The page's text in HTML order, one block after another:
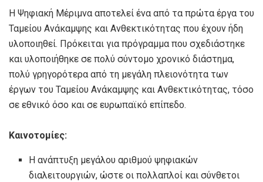
Η Ψηφιακή Μέριμνα αποτελεί ένα από τα πρώτα έργα του
Ταμείου Ανάκαμψης και Ανθεκτικότητας που έχουν ήδη
υλοποιηθεί. Πρόκειται για πρόγραμμα που σχεδιάστηκε
και υλοποιήθηκε σε πολύ σύντομο χρονικό διάστημα,
πολύ γρηγορότερα από τη μεγάλη πλειονότητα των
έργων του Ταμείου Ανάκαμψης και Ανθεκτικότητας, τόσο
σε εθνικό όσο και σε ευρωπαϊκό επίπεδο.
Καινοτομίες:
Η ανάπτυξη μεγάλου αριθμού ψηφιακών
διαλειτουργιών, ώστε οι πολλαπλοί και σύνθετοι